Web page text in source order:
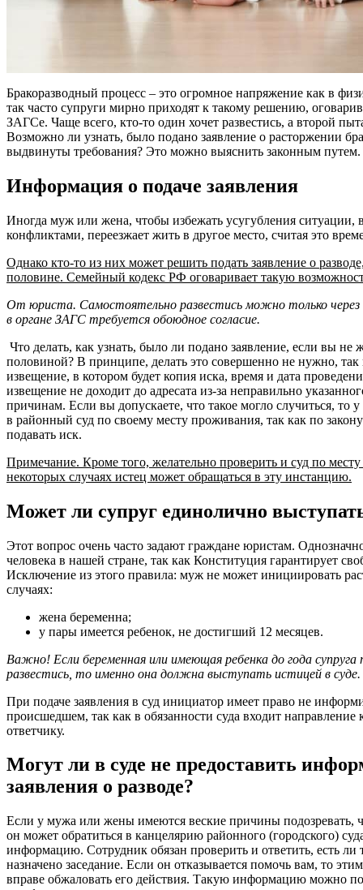
Бракоразводный процесс – это огромное напряжение как в
так часто супруги мирно приходят к такому решению,
ЗАГСе. Чаще всего, кто-то один хочет развестись, а второй
Возможно ли узнать, было подано заявление о расторжении
выдвинуты требования? Это можно выяснить законным путем.
Информация о подаче заявления
Иногда муж или жена, чтобы избежать усугубления
конфликтами, переезжает жить в другое место, считая это
Однако кто-то из них может решить подать заявление о
половине. Семейный кодекс РФ оговаривает такую
От юриста. Самостоятельно развестись можно только через
в органе ЗАГС требуется обоюдное согласие.
Что делать, как узнать, было ли подано заявление, если вы не
половиной? В принципе, делать это совершенно не нужно,
извещение, в котором будет копия иска, время и дата
извещение не доходит до адресата из-за неправильно
причинам. Если вы допускаете, что такое могло случиться, то
в районный суд по своему месту проживания, так как по
подавать иск.
Примечание. Кроме того, желательно проверить и суд по
некоторых случаях истец может обращаться в эту инстанцию.
Может ли супруг единолично
Этот вопрос очень часто задают граждане юристам.
человека в нашей стране, так как Конституция гарантирует
Исключение из этого правила: муж не может инициировать
случаях:
жена беременна;
у пары имеется ребенок, не достигший 12 месяцев.
Важно! Если беременная или имеющая ребенка до года
развестись, то именно она должна выступать истицей в суде.
При подаче заявления в суд инициатор имеет право не
происшедшем, так как в обязанности суда входит
ответчику.
Могут ли в суде не предоставить
заявления о разводе?
Если у мужа или жены имеются веские причины подозревать,
он может обратиться в канцелярию районного (городского)
информацию. Сотрудник обязан проверить и ответить, есть ли
назначено заседание. Если он отказывается помочь вам, то
вправе обжаловать его действия. Такую информацию можно